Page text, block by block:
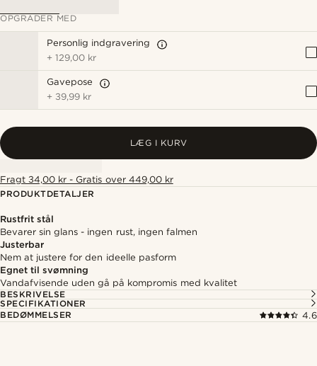
OPGRADER MED
Personlig indgravering
+129,00 kr
Gavepose
+ 39,99 kr
LÆG I KURV
Fragt 34,00 kr - Gratis over 449,00 kr
PRODUKTDETALJER
Rustfrit stål
Bevarer sin glans - ingen rust, ingen falmen
Justerbar
Nem at justere for den ideelle pasform
Egnet til svømning
Vandafvisende uden gå på kompromis med kvalitet
BESKRIVELSE
SPECIFIKATIONER
BEDØMMELSER
4.6